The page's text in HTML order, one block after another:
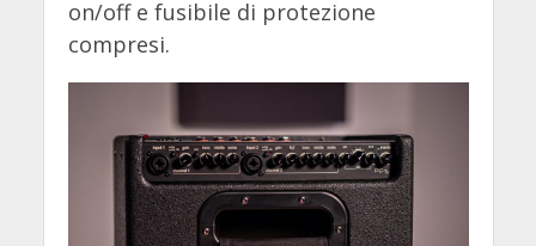
on/off e fusibile di protezione
compresi.